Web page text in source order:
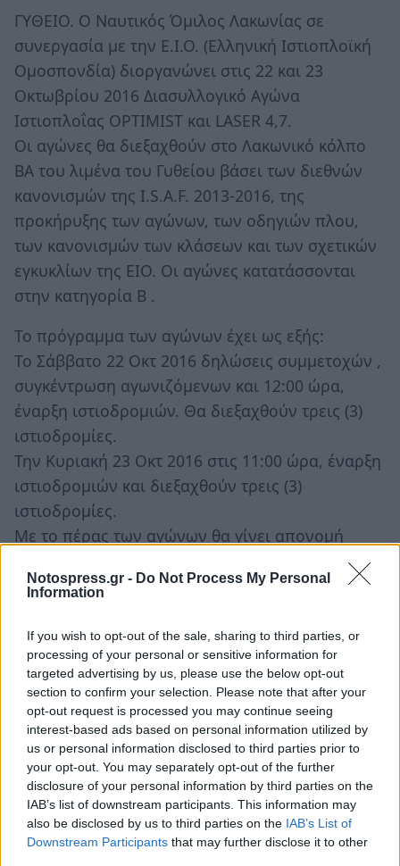
Notospress.gr - Do Not Process My Personal
Information
If you wish to opt-out of the sale, sharing to third parties, or
processing of your personal or sensitive information for
targeted advertising by us, please use the below opt-out
section to confirm your selection. Please note that after your
opt-out request is processed you may continue seeing
interest-based ads based on personal information utilized by
us or personal information disclosed to third parties prior to
your opt-out. You may separately opt-out of the further
disclosure of your personal information by third parties on the
IAB’s list of downstream participants. This information may
also be disclosed by us to third parties on the IAB’s List of
Downstream Participants that may further disclose it to other
ΓΥΘΕΙΟ. Ο Ναυτικός Όμιλος Λακωνίας σε
συνεργασία με την Ε.Ι.Ο. (Ελληνική Ιστιοπλοϊκή
Ομοσπονδία) διοργανώνει στις 22 και 23
Οκτωβρίου 2016 Διασυλλογικό Αγώνα
Ιστιοπλοΐας OPTIMIST και LASER 4,7.
Οι αγώνες θα διεξαχθούν στο Λακωνικό κόλπο
ΒΑ του λιμένα του Γυθείου βάσει των διεθνών
κανονισμών της I.S.A.F. 2013-2016, της
προκήρυξης των αγώνων, των οδηγιών πλου,
των κανονισμών των κλάσεων και των σχετικών
εγκυκλίων της ΕΙΟ. Οι αγώνες κατατάσσονται
στην κατηγορία Β .
Το πρόγραμμα των αγώνων έχει ως εξής:
Το Σάββατο 22 Οκτ 2016 δηλώσεις συμμετοχών ,
συγκέντρωση αγωνιζόμενων και 12:00 ώρα,
έναρξη ιστιοδρομιών. Θα διεξαχθούν τρεις (3)
ιστιοδρομίες.
Την Κυριακή 23 Οκτ 2016 στις 11:00 ώρα, έναρξη
ιστιοδρομιών και διεξαχθούν τρεις (3)
ιστιοδρομίες.
Με το πέρας των αγώνων θα γίνει απονομή
πτυχίων στους απόφοιτους του σχολείου
των αθλητών και των παρευρισκομένων στις
εγκαταστάσεις του Ναυτικού Ομίλου Λακωνίας,
στο Δημοτικό Στάδιο του Γυθείου.